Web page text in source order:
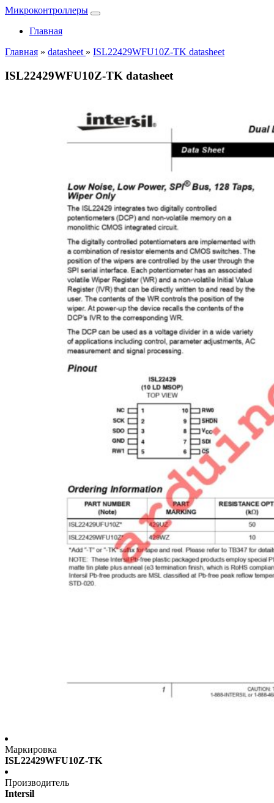
Микроконтроллеры
Главная
Главная » datasheet » ISL22429WFU10Z-TK datasheet
ISL22429WFU10Z-TK datasheet
Маркировка
ISL22429WFU10Z-TK
Производитель
Intersil